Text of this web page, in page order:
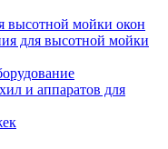
высотной мойки окон
для высотной мойки
и аппаратов для